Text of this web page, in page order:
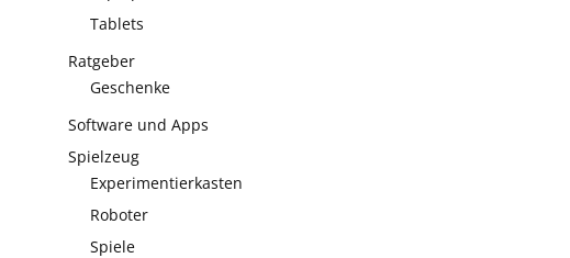
Tablets
Ratgeber
Geschenke
Software und Apps
Spielzeug
Experimentierkasten
Roboter
Spiele